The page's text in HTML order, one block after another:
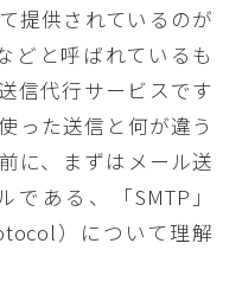
提供されているのが
どと呼ばれているも
信代行サービスです
った送信と何が違う
に、まずはメール送
ある、「SMTP」
）について理解